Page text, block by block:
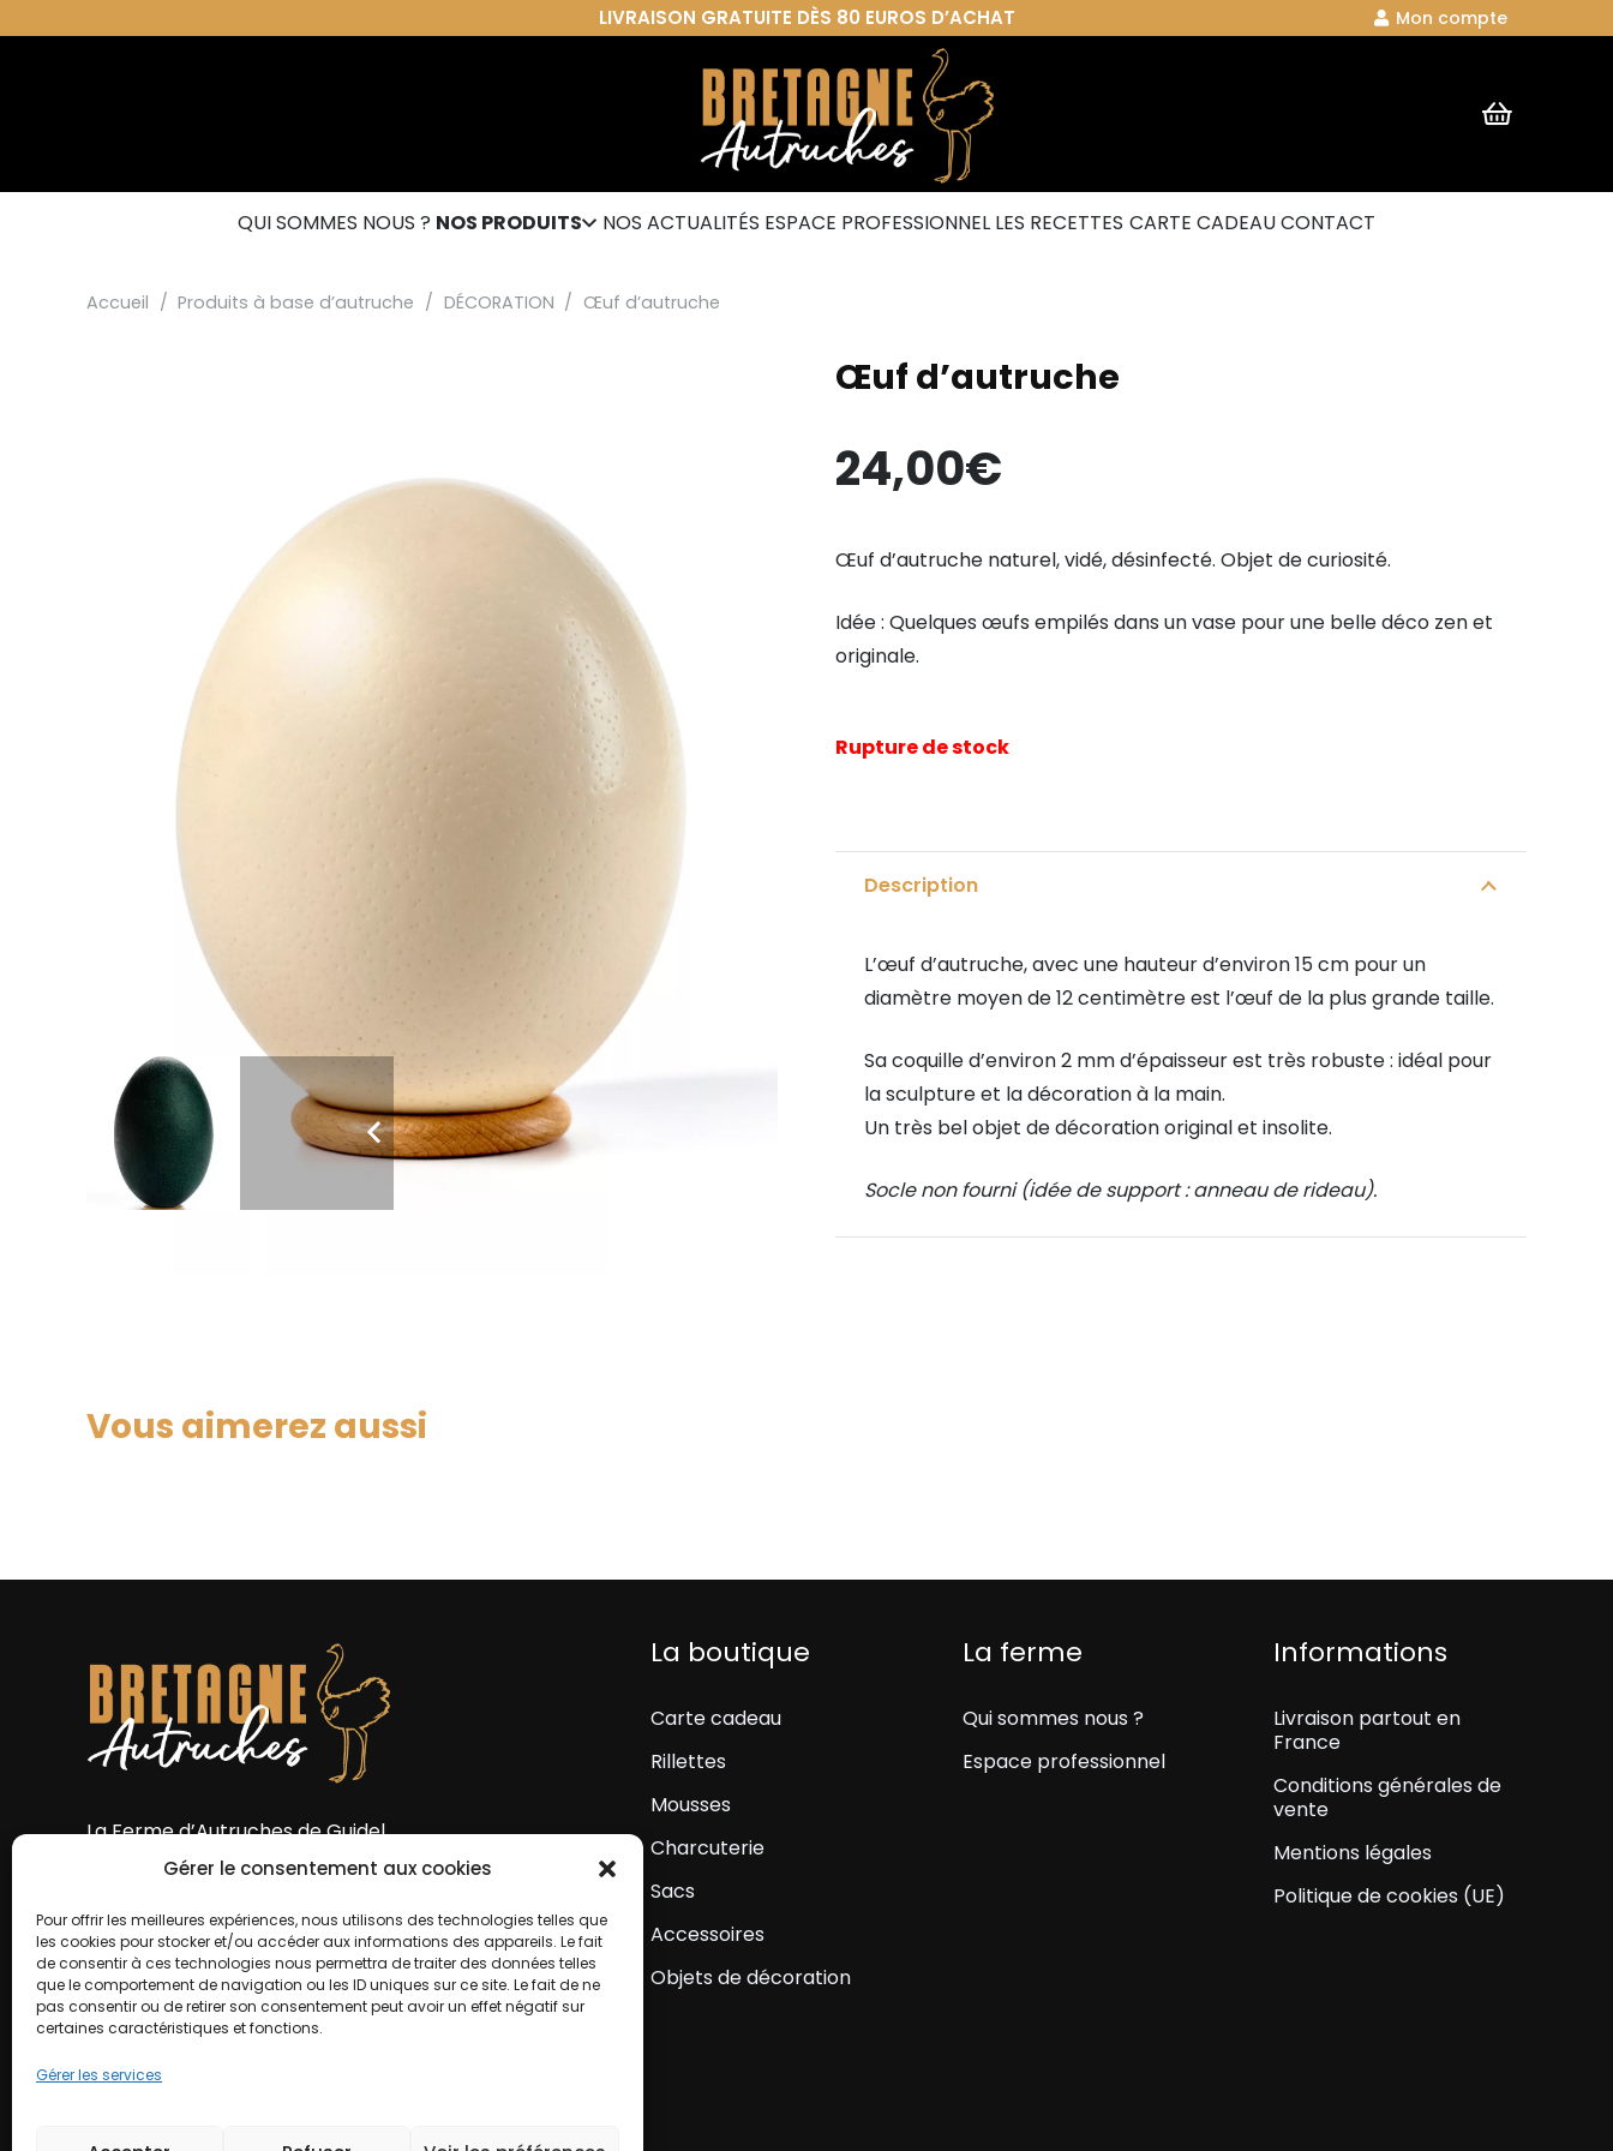
Gérer le consentement aux cookies
Pour offrir les meilleures expériences, nous utilisons des technologies telles que
les cookies pour stocker et/ou accéder aux informations des appareils. Le fait
de consentir à ces technologies nous permettra de traiter des données telles
que le comportement de navigation ou les ID uniques sur ce site. Le fait de ne
pas consentir ou de retirer son consentement peut avoir un effet négatif sur
certaines caractéristiques et fonctions.
Gérer les services
LIVRAISON GRATUITE DÈS 80 EUROS D’ACHAT Mon compte
QUI SOMMES NOUS ? NOS PRODUITS NOS ACTUALITÉS ESPACE PROFESSIONNEL LES RECETTES CARTE CADEAUCONTACT
Accueil / Produits à base d’autruche / DÉCORATION / Œuf d’autruche
Œuf d’autruche
24,00€
Œuf d’autruche naturel, vidé, désinfecté. Objet de curiosité.
Idée : Quelques œufs empilés dans un vase pour une belle déco zen et
originale.
Rupture de stock
Description
L’œuf d’autruche, avec une hauteur d’environ 15 cm pour un
diamètre moyen de 12 centimètre est l’œuf de la plus grande taille.
Sa coquille d’environ 2 mm d’épaisseur est très robuste : idéal pour
la sculpture et la décoration à la main.
Un très bel objet de décoration original et insolite.
Socle non fourni (idée de support : anneau de rideau).
Vous aimerez aussi
La Ferme d’Autruches de Guidel
06 83 37 70 91
contact@bretagne-autruches.com
La boutique
Carte cadeau
Rillettes
Mousses
Charcuterie
Sacs
Accessoires
Objets de décoration
La ferme
Qui sommes nous ?
Espace professionnel
Informations
Livraison partout en
France
Conditions générales de
vente
Mentions légales
Politique de cookies (UE)